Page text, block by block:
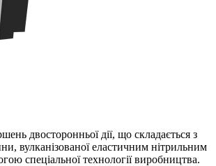
двосторонньої дії, що складається з
вулканізованої еластичним нітрильним
спеціальної технології виробництва.